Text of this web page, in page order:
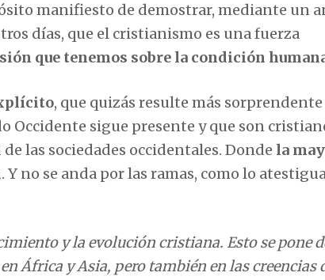
manifiesto de demostrar, mediante un
días, que el cristianismo es una fuerza
que tenemos sobre la condición
, que quizás resulte más
Occidente sigue presente y que son
las sociedades occidentales. Donde la
. Y no se anda por las ramas, como lo
y la evolución cristiana. Esto se pone
África y Asia, pero también en las creencias